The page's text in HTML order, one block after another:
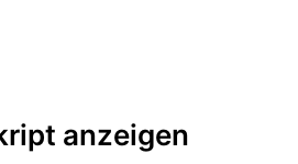
anzeigen